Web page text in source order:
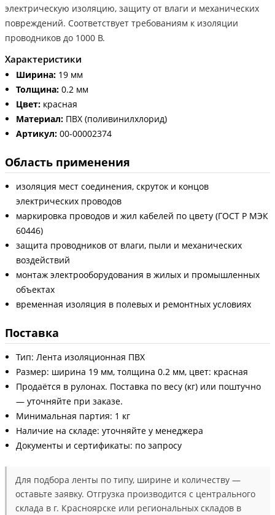
электрическую изоляцию, защиту от влаги и механических
повреждений. Соответствует требованиям к изоляции
проводников до 1000 В.
Характеристики
Ширина: 19 мм
Толщина: 0.2 мм
Цвет: красная
Материал: ПВХ (поливинилхлорид)
Артикул: 00-00002374
Область применения
изоляция мест соединения, скруток и концов
электрических проводов
маркировка проводов и жил кабелей по цвету (ГОСТ Р МЭК
60446)
защита проводников от влаги, пыли и механических
воздействий
монтаж электрооборудования в жилых и промышленных
объектах
временная изоляция в полевых и ремонтных условиях
Поставка
Тип: Лента изоляционная ПВХ
Размер: ширина 19 мм, толщина 0.2 мм, цвет: красная
Продаётся в рулонах. Поставка по весу (кг) или поштучно
— уточняйте при заказе.
Минимальная партия: 1 кг
Наличие на складе: уточняйте у менеджера
Документы и сертификаты: по запросу
Для подбора ленты по типу, ширине и количеству —
оставьте заявку. Отгрузка производится с центрального
склада в г. Красноярске или региональных складов в